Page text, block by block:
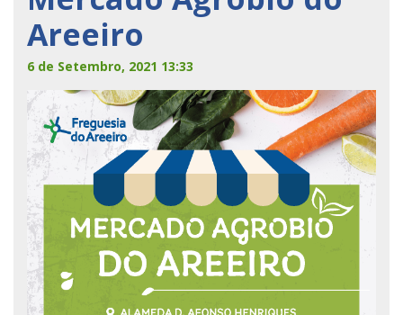
Areeiro
6 de Setembro, 2021 13:33